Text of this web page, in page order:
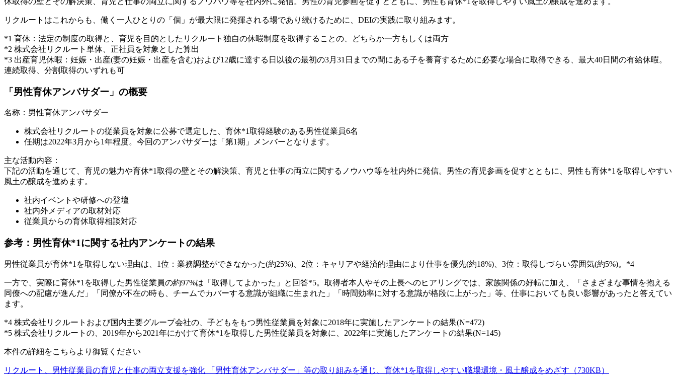
リクルートはこれからも、働く一人ひとりの「個」が最大限に発揮される場であり続けるために、DEIの実践に取り組みます。
*1 育休：法定の制度の取得と、育児を目的としたリクルート独自の休暇制度を取得することの、どちらか一方もしくは両方
*2 株式会社リクルート単体、正社員を対象とした算出
*3 出産育児休暇：妊娠・出産(妻の妊娠・出産を含む)および12歳に達する日以後の最初の3月31日までの間にある子を養育するために必要な場合に取得できる、最大40日間の有給休暇。
連続取得、分割取得のいずれも可
「男性育休アンバサダー」の概要
名称：男性育休アンバサダー
株式会社リクルートの従業員を対象に公募で選定した、育休*1取得経験のある男性従業員6名
任期は2022年3月から1年程度。今回のアンバサダーは「第1期」メンバーとなります。
主な活動内容：
下記の活動を通じて、育児の魅力や育休*1取得の壁とその解決策、育児と仕事の両立に関するノウハウ等を社内外に発信。男性の育児参画を促すとともに、男性も育休*1を取得しやすい
風土の醸成を進めます。
社内イベントや研修への登壇
社内外メディアの取材対応
従業員からの育休取得相談対応
参考：男性育休*1に関する社内アンケートの結果
男性従業員が育休*1を取得しない理由は、1位：業務調整ができなかった(約25%)、2位：キャリアや経済的理由により仕事を優先(約18%)、3位：取得しづらい雰囲気(約5%)。*4
一方で、実際に育休*1を取得した男性従業員の約97%は「取得してよかった」と回答*5。取得者本人やその上長へのヒアリングでは、家族関係の好転に加え、「さまざまな事情を抱える
同僚への配慮が進んだ」「同僚が不在の時も、チームでカバーする意識が組織に生まれた」「時間効率に対する意識が格段に上がった」等、仕事においても良い影響があったと答えてい
ます。
*4 株式会社リクルートおよび国内主要グループ会社の、子どもをもつ男性従業員を対象に2018年に実施したアンケートの結果(N=472)
*5 株式会社リクルートの、2019年から2021年にかけて育休*1を取得した男性従業員を対象に、2022年に実施したアンケートの結果(N=145)
本件の詳細をこちらより御覧ください
リクルート、男性従業員の育児と仕事の両立支援を強化 「男性育休アンバサダー」等の取り組みを通じ、育休*1を取得しやすい職場環境・風土醸成をめざす（730KB）